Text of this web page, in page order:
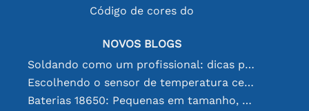
Código de cores do
NOVOS BLOGS
Soldando como um profissional: dicas para conexões eletrônicas perfeitas
Escolhendo o sensor de temperatura certo [youtube]
Baterias 18650: Pequenas em tamanho, grandes em desempenho